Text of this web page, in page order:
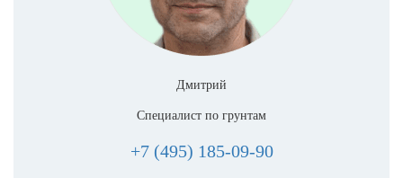
Дмитрий
Специалист по грунтам
+7 (495) 185-09-90